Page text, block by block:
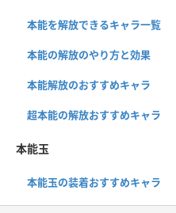
本能を解放できるキャラ一覧
本能の解放のやり方と効果
本能解放のおすすめキャラ
超本能の解放おすすめキャラ
本能玉
本能玉の装着おすすめキャラ